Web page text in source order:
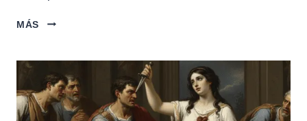
MÁS
MUCIO
VALOR
ROMANO
Y
LA